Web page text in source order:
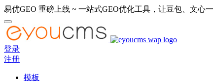
易优GEO 重磅上线 ~ 一站式GEO优化工具，让豆包、文心
登录
注册
模板